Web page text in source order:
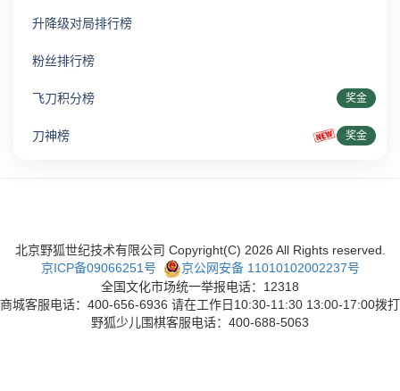
升降级对局排行榜
粉丝排行榜
飞刀积分榜 奖金
刀神榜 奖金
北京野狐世纪技术有限公司 Copyright(C) 2026 All Rights reserved.
京ICP备09066251号
京公网安备 11010102002237号
全国文化市场统一举报电话：12318
商城客服电话：400-656-6936 请在工作日10:30-11:30 13:00-17:00拨打
野狐少儿围棋客服电话：400-688-5063